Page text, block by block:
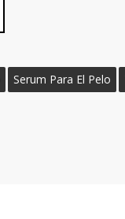
la
página
Serum Para El Pelo